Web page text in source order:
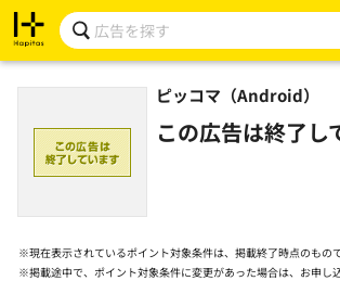
ピッコマ（Android）
この広告は終了し
※現在表示されているポイント対象条件は、掲載終了時点のもので
※掲載途中で、ポイント対象条件に変更があった場合は、お申し